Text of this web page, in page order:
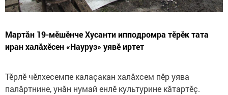
Мартăн 19-мӗшӗнче Хусанти ипподромра тӗрӗк тата
иран халăхӗсен «Науруз» уявӗ иртет
Тӗрлӗ чӗлхесемпе калаçакан халăхсем пӗр уява
палăртнине, унăн нумай енлӗ культурине кăтартӗç.